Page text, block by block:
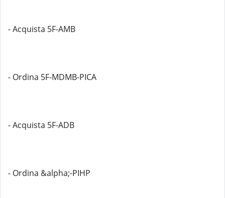
- Acquista 5F-AMB
- Ordina 5F-MDMB-PICA
- Acquista 5F-ADB
- Ordina &alpha;-PIHP